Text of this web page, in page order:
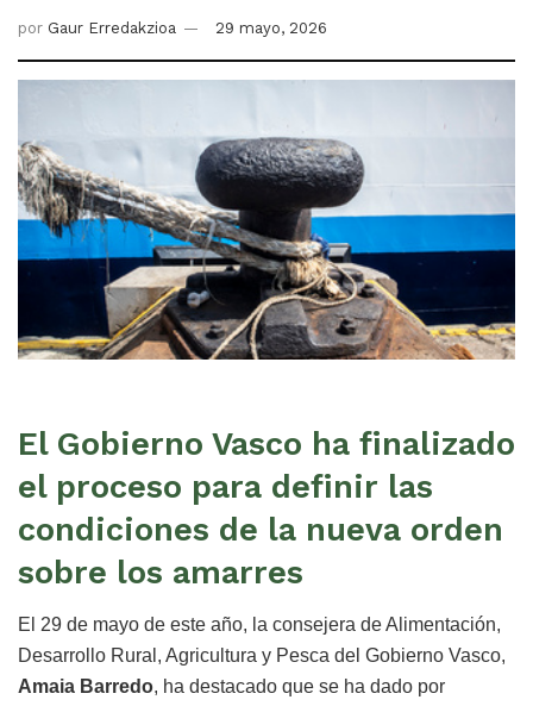
por Gaur Erredakzioa 29 mayo, 2026
El Gobierno Vasco ha finalizado
el proceso para definir las
condiciones de la nueva orden
sobre los amarres
El 29 de mayo de este año, la consejera de Alimentación,
Desarrollo Rural, Agricultura y Pesca del Gobierno Vasco,
Amaia Barredo, ha destacado que se ha dado por